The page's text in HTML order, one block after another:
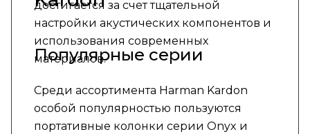
достигается за счет тщательной
настройки акустических компонентов и
использования современных
материалов.
Популярные серии
Среди ассортимента Harman Kardon
особой популярностью пользуются
портативные колонки серии Onyx и